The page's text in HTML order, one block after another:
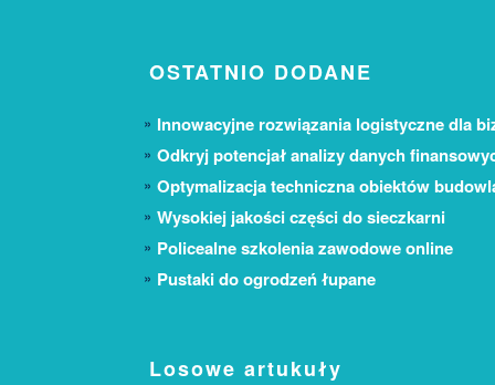
OSTATNIO DODANE
Innowacyjne rozwiązania logistyczne dla
Odkryj potencjał analizy danych
Optymalizacja techniczna obiektów
Wysokiej jakości części do sieczkarni
Policealne szkolenia zawodowe online
Pustaki do ogrodzeń łupane
Losowe artukuły